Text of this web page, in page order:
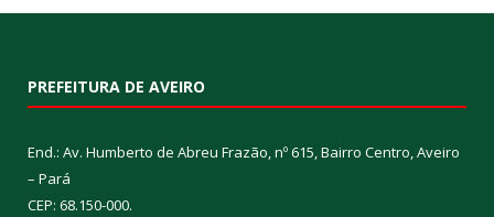
PREFEITURA DE AVEIRO
End.: Av. Humberto de Abreu Frazão, nº 615, Bairro Centro, Aveiro
– Pará
CEP: 68.150-000.